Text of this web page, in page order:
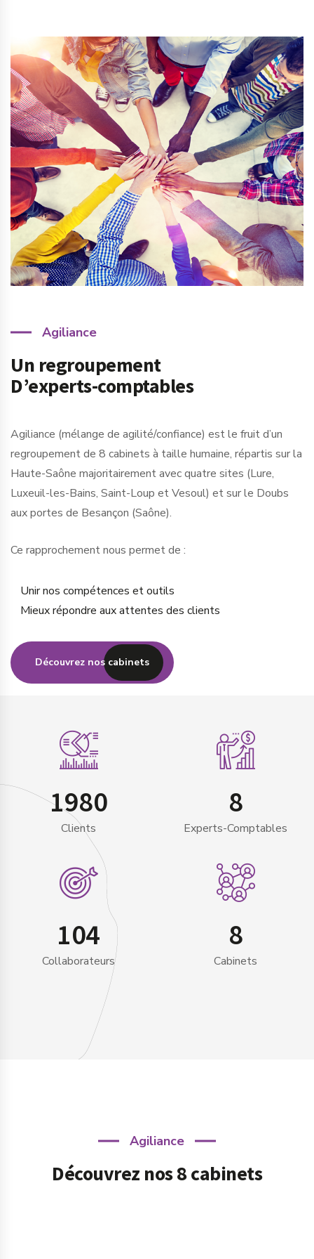
Agiliance
Un regroupement
D’experts-comptables
Agiliance (mélange de agilité/confiance) est le fruit d’un
regroupement de 8 cabinets à taille humaine, répartis sur la
Haute-Saône majoritairement avec quatre sites (Lure,
Luxeuil-les-Bains, Saint-Loup et Vesoul) et sur le Doubs
aux portes de Besançon (Saône).
Ce rapprochement nous permet de :
Unir nos compétences et outils
Mieux répondre aux attentes des clients
Découvrez nos cabinets
1980
Clients
8
Experts-Comptables
104
Collaborateurs
8
Cabinets
Agiliance
Découvrez nos 8 cabinets